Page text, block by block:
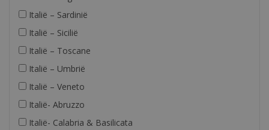
Italië – Sardinië
Italië – Sicilië
Italië – Toscane
Italië – Umbrië
Italië – Veneto
Italië- Abruzzo
Italië- Calabria & Basilicata